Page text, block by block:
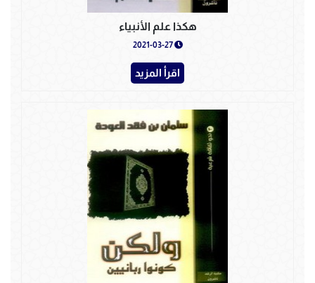
هكذا علم الأنبياء
2021-03-27
اقرأ المزيد